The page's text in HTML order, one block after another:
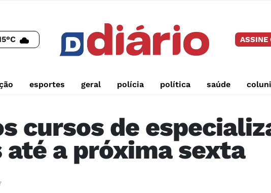
ASSINE
esportes geral polícia política saúde
cursos de
a próxima sexta